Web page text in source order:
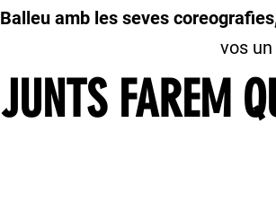
JUNTS FAREM
Balleu amb les seves
vos